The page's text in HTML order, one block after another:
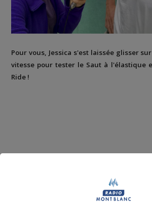
Pour vous, Jessica s'est laissée glisser
vitesse pour tester le Saut à l'élastique
Ride !